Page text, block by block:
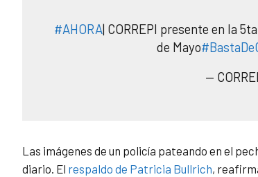
#AHORA| CORREPI presente en la
de Mayo
—
Las imágenes de un policía pateando en el
diario. El respaldo de Patricia Bullrich,